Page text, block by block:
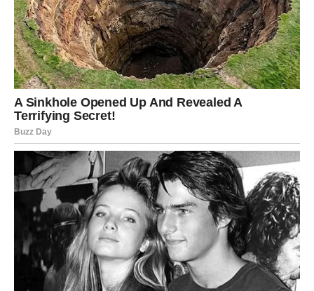
Možda neće biti laka, ali će biti potrebna.
Postoji osoba koja nije bila potpuno iskrena prema tebi.
Moguće je da si duboko u sebi već osjećao/la da nešto
nije kako treba, ali si pokušavao/la ignorisati znakove.
Sada dolazi trenutak kada više ništa neće moći ostati
skriveno.
U narednim danima možeš saznati nešto što će te
iznenaditi. Ipak, nemoj misliti da je ovo loše. Nekada
čovjek mora izgubiti iluziju da bi pronašao pravi mir. Ova
karta te štiti od ljudi koji nisu imali dobre namjere prema
Iako će jedan razgovor ili događaj u početku probuditi
tugu ili razočaranje, kasnije ćeš shvatiti da te sudbina